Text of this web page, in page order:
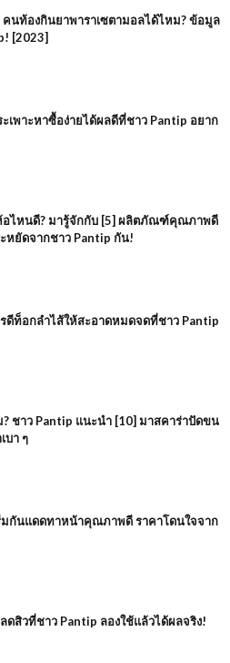
คนท้องกินยาพาราเซตามอลได้ไหม? ข้อมูล
[2023]
เพาะหาซื้อง่ายได้ผลดีที่ชาว Pantip อยาก
อไหนดี? มารู้จักกับ [5] ผลิตภัณฑ์คุณภาพดี
หยัดจากชาว Pantip กัน!
ดีท็อกลำไส้ให้สะอาดหมดจดที่ชาว Pantip
ชาว Pantip แนะนำ [10] มาสคาร่าปัดขน
บา ๆ
กันแดดทาหน้าคุณภาพดี ราคาโดนใจจาก
ดสิวที่ชาว Pantip ลองใช้แล้วได้ผลจริง!